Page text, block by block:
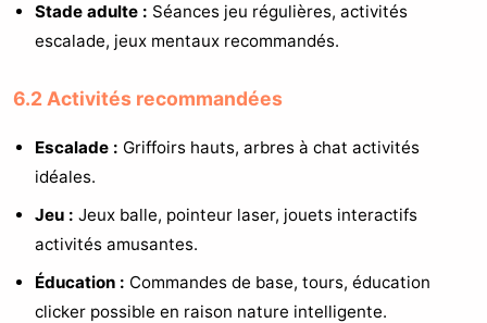
Stade adulte : Séances jeu régulières, activités
escalade, jeux mentaux recommandés.
6.2 Activités recommandées
Escalade : Griffoirs hauts, arbres à chat activités
idéales.
Jeu : Jeux balle, pointeur laser, jouets interactifs
activités amusantes.
Éducation : Commandes de base, tours, éducation
clicker possible en raison nature intelligente.